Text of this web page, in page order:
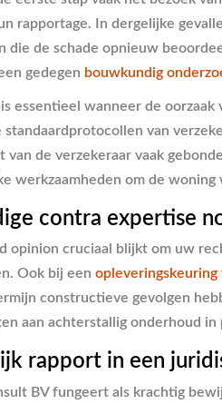
rapportage. In dergelijke
die de schade opnieuw
gedegen bouwkundig
is essentieel wanneer de
van
van de verzekeraar vaak
werkzaamheden om de
contra expertise
opinion cruciaal blijkt om uw
Ook bij een opleveringskeuring
constructieve gevolgen
aan achterstallig onderhoud
rapport in een
BV fungeert als krachtig